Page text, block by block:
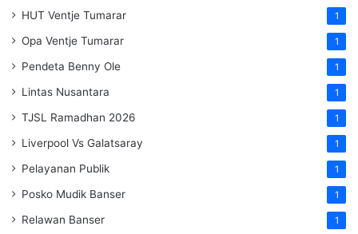
HUT Ventje Tumarar 1
Opa Ventje Tumarar 1
Pendeta Benny Ole 1
Lintas Nusantara 1
TJSL Ramadhan 2026 1
Liverpool Vs Galatsaray 1
Pelayanan Publik 1
Posko Mudik Banser 1
Relawan Banser 1